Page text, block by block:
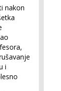
nakon
i